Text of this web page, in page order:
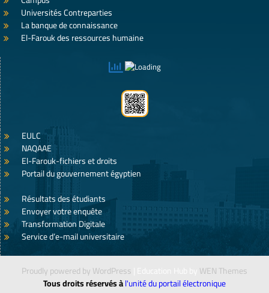
Universités Contreparties
La banque de connaissance
El-Farouk des ressources humaine
EULC
NAQAAE
El-Farouk-fichiers et droits
Portail du gouvernement égyptien
Résultats des étudiants
Envoyer votre enquête
Transformation Digitale
Service d’e-mail universitaire
Proudly powered by WordPress
WEN Themes
Tous droits réservés àl'unité du portail électronique